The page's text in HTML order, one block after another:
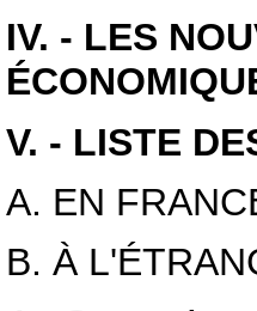
IV. - LES
V. - LISTE
A. EN
B. À